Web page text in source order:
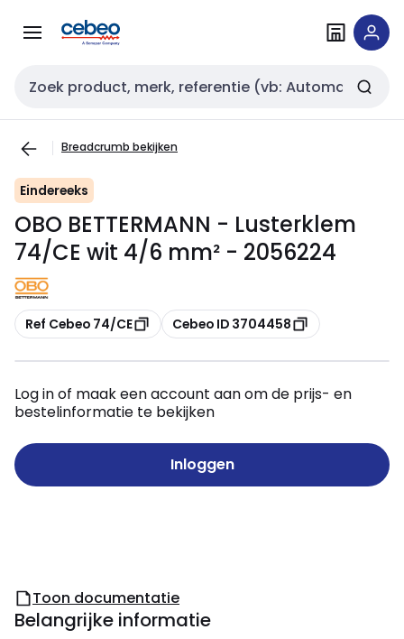
naar
naar
Zoekveld invoer
Breadcrumb bekijken
Eindereeks
OBO BETTERMANN - Lusterklem
74/CE wit 4/6 mm² - 2056224
Kopiëren
Ref Cebeo 74/CE Kopiëren
Cebeo ID 3704458
Log in of maak een account aan om de prijs- en
bestelinformatie te bekijken
Inloggen
Toon documentatie
Belangrijke informatie